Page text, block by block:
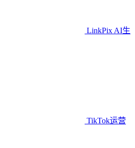
LinkPix AI生
TikTok运营